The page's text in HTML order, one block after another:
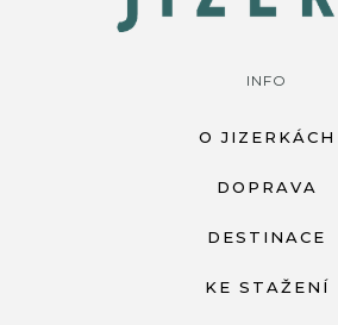
INFO
O JIZERKÁCH
DOPRAVA
DESTINACE
KE STAŽENÍ